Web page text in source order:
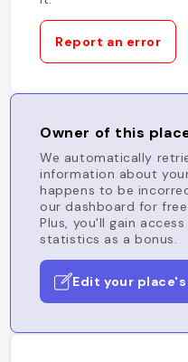
Report an error
Owner of this
We automatically
information about
happens to be
our dashboard for
Plus, you'll gain
statistics as a bonus.
Edit your